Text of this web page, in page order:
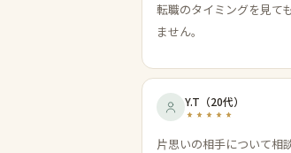
転職のタイミングを見て
ません。
Y.T （20代）
片思いの相手について相